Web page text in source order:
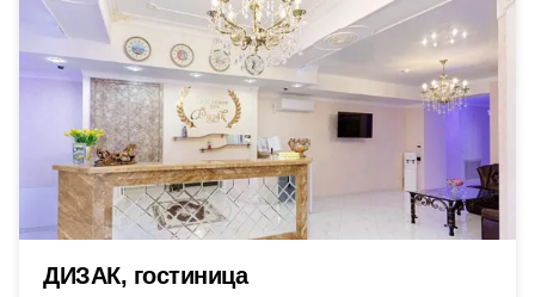
ДИЗАК, гостиница